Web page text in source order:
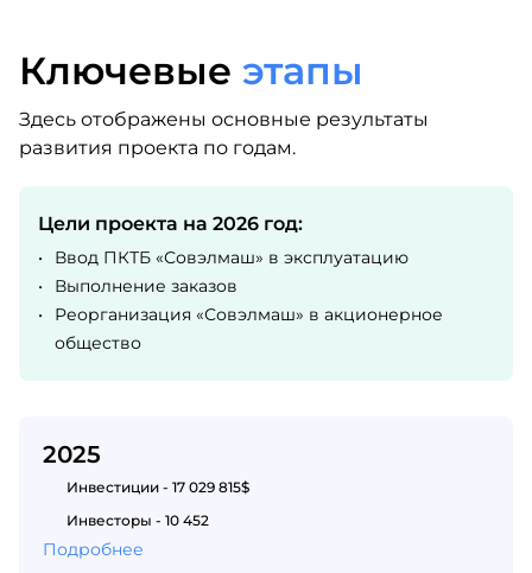
Ключевые этапы
Здесь отображены основные результаты
развития проекта по годам.
Цели проекта на 2026 год:
•
Ввод ПКТБ «Совэлмаш» в эксплуатацию
•
Выполнение заказов
•
Реорганизация «Совэлмаш» в акционерное
общество
2025
Инвестиции - 17 029 815$
Инвесторы - 10 452
Подробнее